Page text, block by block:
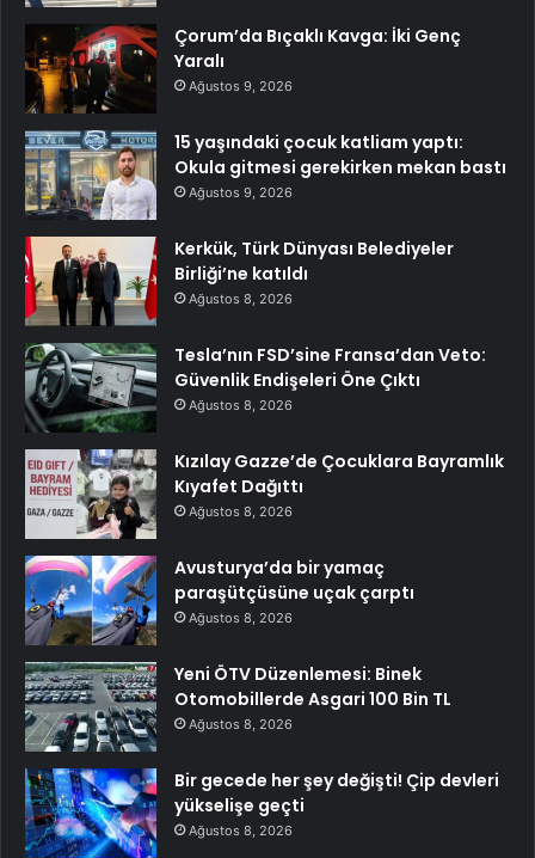
Çorum’da Bıçaklı Kavga: İki Genç
Yaralı
Ağustos 9, 2026
15 yaşındaki çocuk katliam yaptı:
Okula gitmesi gerekirken mekan bastı
Ağustos 9, 2026
Kerkük, Türk Dünyası Belediyeler
Birliği’ne katıldı
Ağustos 8, 2026
Tesla’nın FSD’sine Fransa’dan Veto:
Güvenlik Endişeleri Öne Çıktı
Ağustos 8, 2026
Kızılay Gazze’de Çocuklara Bayramlık
Kıyafet Dağıttı
Ağustos 8, 2026
Avusturya’da bir yamaç
paraşütçüsüne uçak çarptı
Ağustos 8, 2026
Yeni ÖTV Düzenlemesi: Binek
Otomobillerde Asgari 100 Bin TL
Ağustos 8, 2026
Bir gecede her şey değişti! Çip devleri
yükselişe geçti
Ağustos 8, 2026